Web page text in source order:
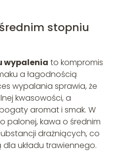
stopniu
wypalenia to kompromis
a łagodnością
wypalania sprawia, że
kwasowości, a
aromat i smak. W
palonej, kawa o średnim
drażniących, co
układu trawiennego.